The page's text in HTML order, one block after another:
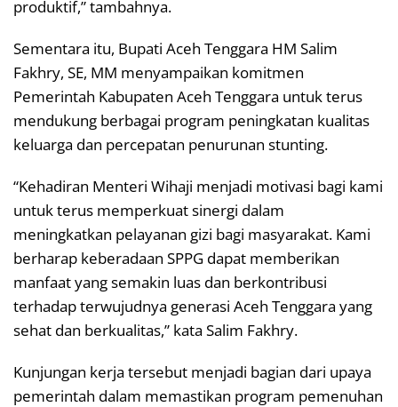
produktif,” tambahnya.
Sementara itu, Bupati Aceh Tenggara HM Salim
Fakhry, SE, MM menyampaikan komitmen
Pemerintah Kabupaten Aceh Tenggara untuk terus
mendukung berbagai program peningkatan kualitas
keluarga dan percepatan penurunan stunting.
“Kehadiran Menteri Wihaji menjadi motivasi bagi kami
untuk terus memperkuat sinergi dalam
meningkatkan pelayanan gizi bagi masyarakat. Kami
berharap keberadaan SPPG dapat memberikan
manfaat yang semakin luas dan berkontribusi
terhadap terwujudnya generasi Aceh Tenggara yang
sehat dan berkualitas,” kata Salim Fakhry.
Kunjungan kerja tersebut menjadi bagian dari upaya
pemerintah dalam memastikan program pemenuhan